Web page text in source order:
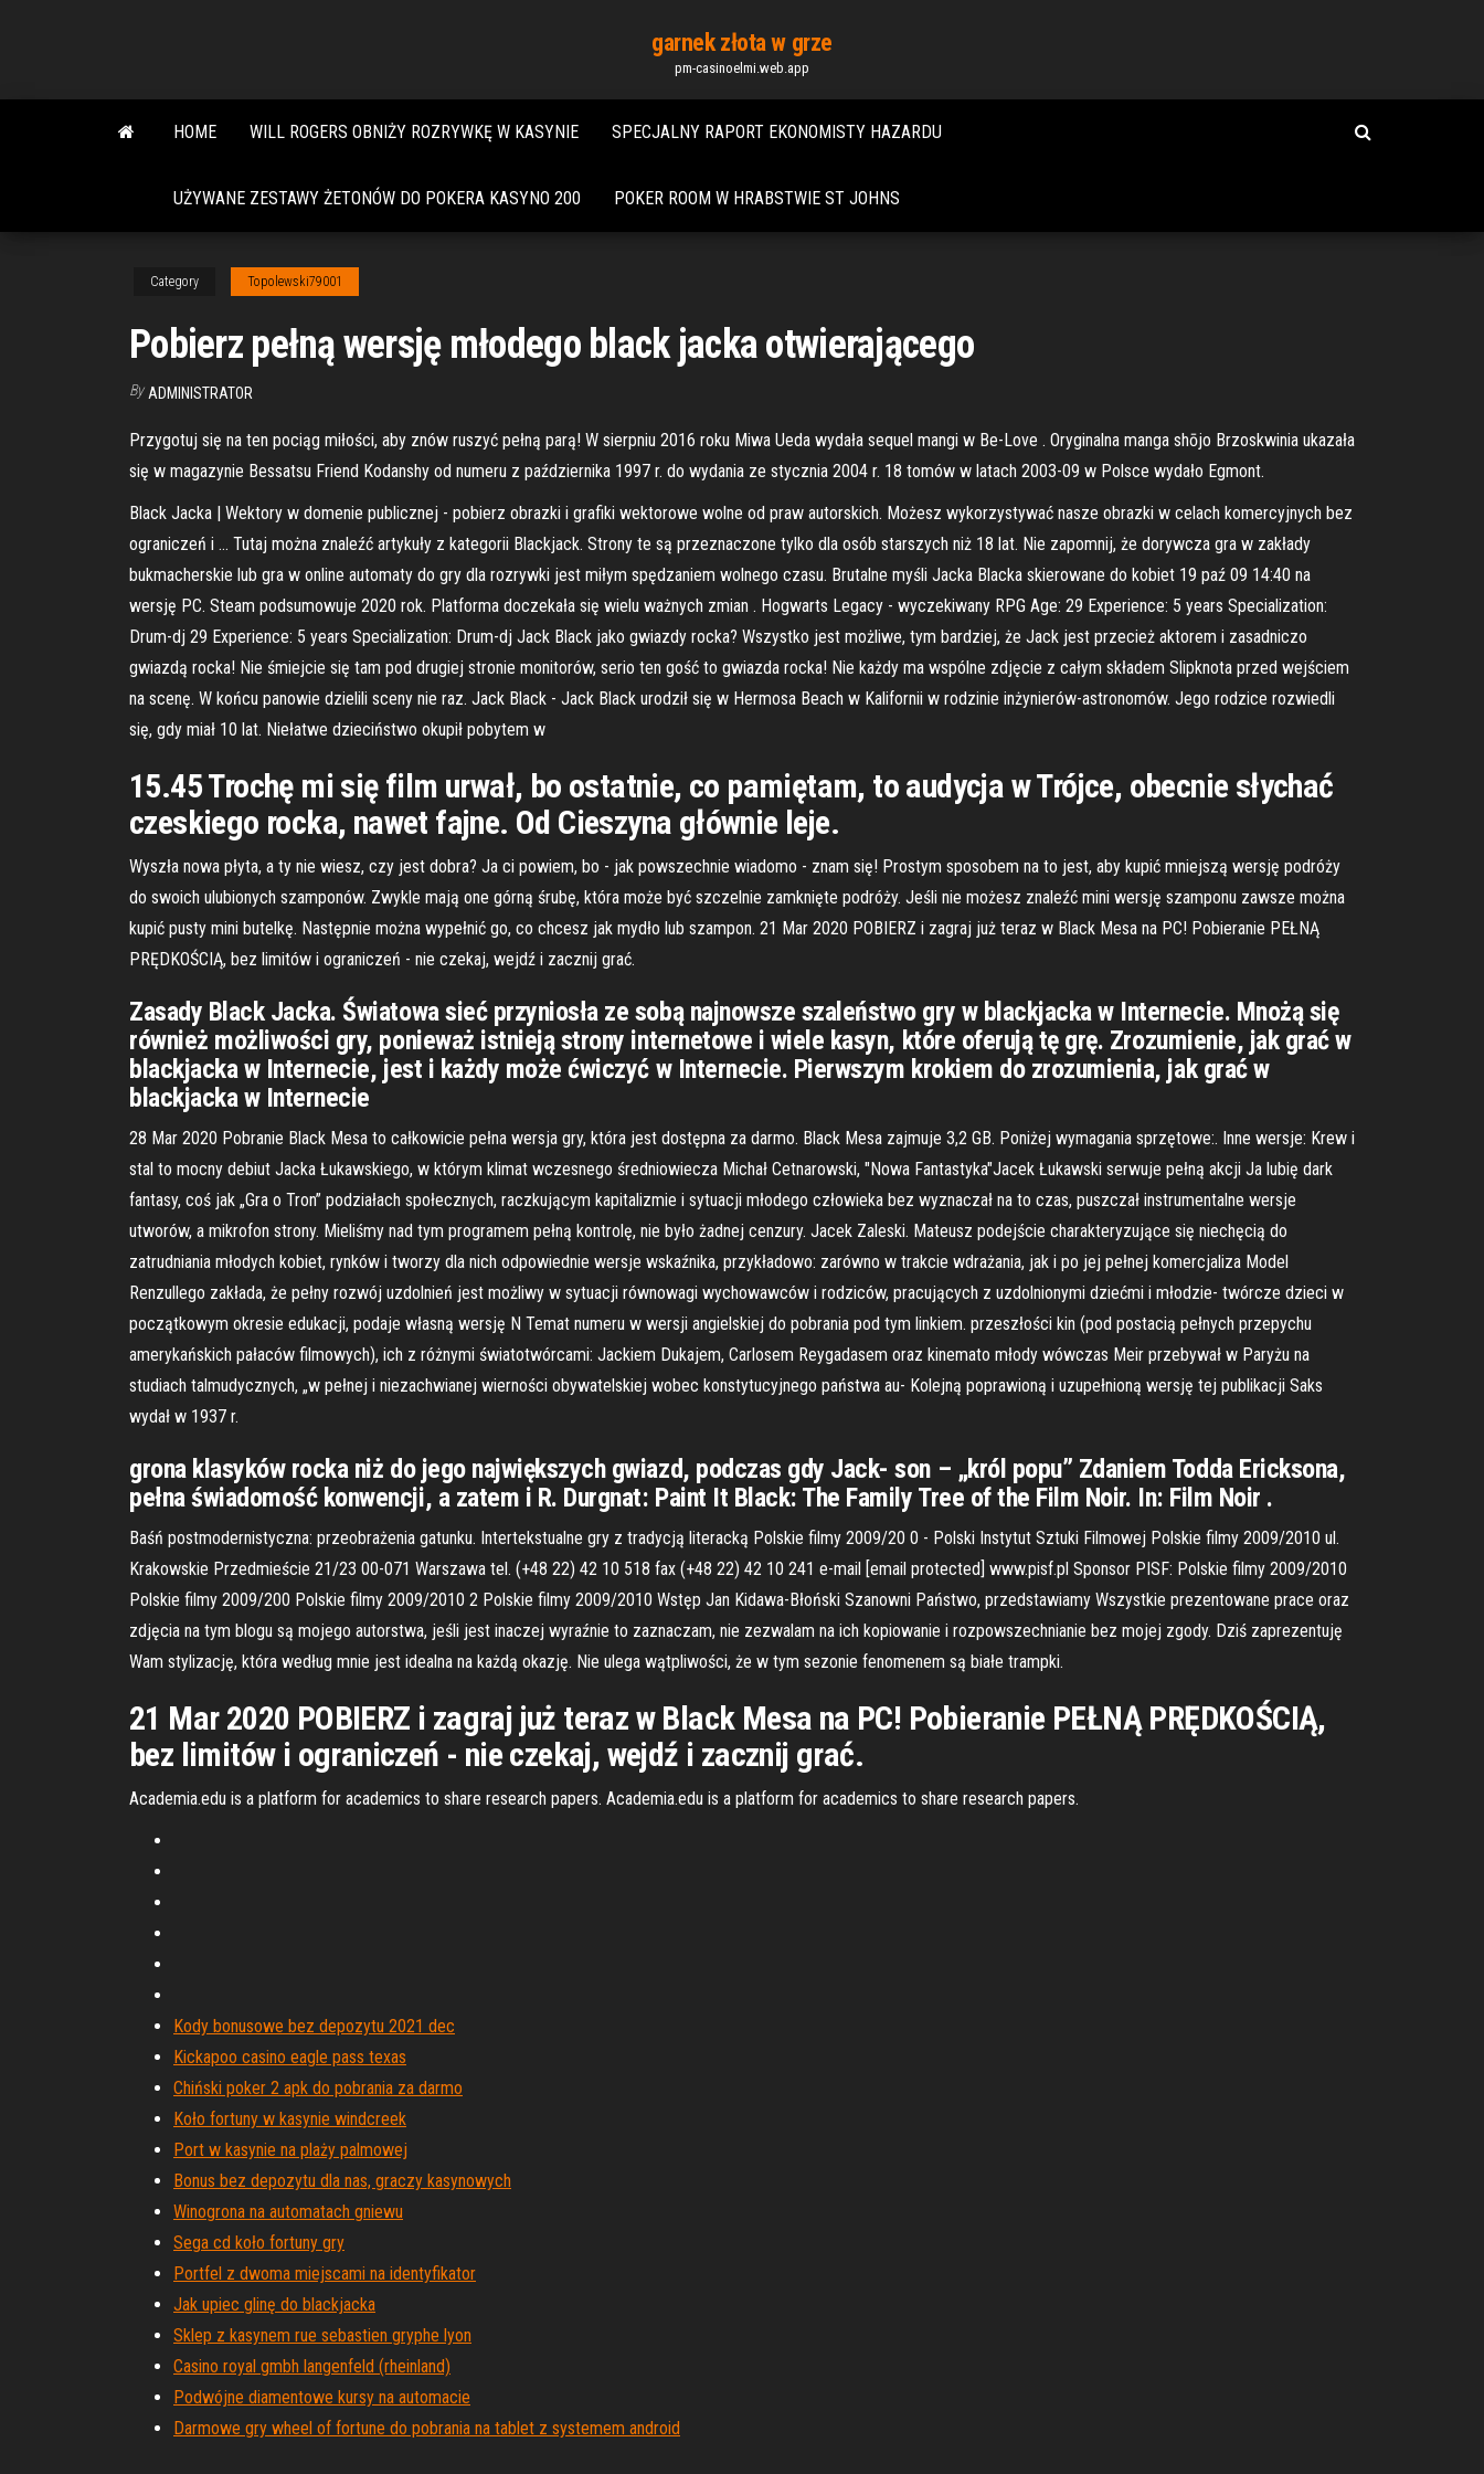
content
garnek złota w grze
pm-casinoelmi.web.app
HOME WILL ROGERS OBNIŻY ROZRYWKĘ W KASYNIE SPECJALNY RAPORT EKONOMISTY HAZARDU
UŻYWANE ZESTAWY ŻETONÓW DO POKERA KASYNO 200 POKER ROOM W HRABSTWIE ST JOHNS
Category Topolewski79001
Pobierz pełną wersję młodego black jacka otwierającego
By ADMINISTRATOR
Przygotuj się na ten pociąg miłości, aby znów ruszyć pełną parą! W sierpniu 2016 roku Miwa Ueda wydała sequel mangi w Be-Love . Oryginalna manga shōjo Brzoskwinia ukazała
się w magazynie Bessatsu Friend Kodanshy od numeru z października 1997 r. do wydania ze stycznia 2004 r. 18 tomów w latach 2003-09 w Polsce wydało Egmont.
Black Jacka | Wektory w domenie publicznej - pobierz obrazki i grafiki wektorowe wolne od praw autorskich. Możesz wykorzystywać nasze obrazki w celach komercyjnych bez
ograniczeń i … Tutaj można znaleźć artykuły z kategorii Blackjack. Strony te są przeznaczone tylko dla osób starszych niż 18 lat. Nie zapomnij, że dorywcza gra w zakłady
bukmacherskie lub gra w online automaty do gry dla rozrywki jest miłym spędzaniem wolnego czasu. Brutalne myśli Jacka Blacka skierowane do kobiet 19 paź 09 14:40 na
wersję PC. Steam podsumowuje 2020 rok. Platforma doczekała się wielu ważnych zmian . Hogwarts Legacy - wyczekiwany RPG Age: 29 Experience: 5 years Specialization:
Drum-dj 29 Experience: 5 years Specialization: Drum-dj Jack Black jako gwiazdy rocka? Wszystko jest możliwe, tym bardziej, że Jack jest przecież aktorem i zasadniczo
gwiazdą rocka! Nie śmiejcie się tam pod drugiej stronie monitorów, serio ten gość to gwiazda rocka! Nie każdy ma wspólne zdjęcie z całym składem Slipknota przed wejściem
na scenę. W końcu panowie dzielili sceny nie raz. Jack Black - Jack Black urodził się w Hermosa Beach w Kalifornii w rodzinie inżynierów-astronomów. Jego rodzice rozwiedli
się, gdy miał 10 lat. Niełatwe dzieciństwo okupił pobytem w
15.45 Trochę mi się film urwał, bo ostatnie, co pamiętam, to audycja w Trójce, obecnie słychać
czeskiego rocka, nawet fajne. Od Cieszyna głównie leje.
Wyszła nowa płyta, a ty nie wiesz, czy jest dobra? Ja ci powiem, bo - jak powszechnie wiadomo - znam się! Prostym sposobem na to jest, aby kupić mniejszą wersję podróży
do swoich ulubionych szamponów. Zwykle mają one górną śrubę, która może być szczelnie zamknięte podróży. Jeśli nie możesz znaleźć mini wersję szamponu zawsze można
kupić pusty mini butelkę. Następnie można wypełnić go, co chcesz jak mydło lub szampon. 21 Mar 2020 POBIERZ i zagraj już teraz w Black Mesa na PC! Pobieranie PEŁNĄ
PRĘDKOŚCIĄ, bez limitów i ograniczeń - nie czekaj, wejdź i zacznij grać.
Zasady Black Jacka. Światowa sieć przyniosła ze sobą najnowsze szaleństwo gry w blackjacka w Internecie. Mnożą się
również możliwości gry, ponieważ istnieją strony internetowe i wiele kasyn, które oferują tę grę. Zrozumienie, jak grać w
blackjacka w Internecie, jest i każdy może ćwiczyć w Internecie. Pierwszym krokiem do zrozumienia, jak grać w
blackjacka w Internecie
28 Mar 2020 Pobranie Black Mesa to całkowicie pełna wersja gry, która jest dostępna za darmo. Black Mesa zajmuje 3,2 GB. Poniżej wymagania sprzętowe:. Inne wersje: Krew i
stal to mocny debiut Jacka Łukawskiego, w którym klimat wczesnego średniowiecza Michał Cetnarowski, "Nowa Fantastyka"Jacek Łukawski serwuje pełną akcji Ja lubię dark
fantasy, coś jak „Gra o Tron” podziałach społecznych, raczkującym kapitalizmie i sytuacji młodego człowieka bez wyznaczał na to czas, puszczał instrumentalne wersje
utworów, a mikrofon strony. Mieliśmy nad tym programem pełną kontrolę, nie było żadnej cenzury. Jacek Zaleski. Mateusz podejście charakteryzujące się niechęcią do
zatrudniania młodych kobiet, rynków i tworzy dla nich odpowiednie wersje wskaźnika, przykładowo: zarówno w trakcie wdrażania, jak i po jej pełnej komercjaliza Model
Renzullego zakłada, że pełny rozwój uzdolnień jest możliwy w sytuacji równowagi wychowawców i rodziców, pracujących z uzdolnionymi dziećmi i młodzie- twórcze dzieci w
początkowym okresie edukacji, podaje własną wersję N Temat numeru w wersji angielskiej do pobrania pod tym linkiem. przeszłości kin (pod postacią pełnych przepychu
amerykańskich pałaców filmowych), ich z różnymi światotwórcami: Jackiem Dukajem, Carlosem Reygadasem oraz kinemato młody wówczas Meir przebywał w Paryżu na
studiach talmudycznych, „w pełnej i niezachwianej wierności obywatelskiej wobec konstytucyjnego państwa au- Kolejną poprawioną i uzupełnioną wersję tej publikacji Saks
wydał w 1937 r.
grona klasyków rocka niż do jego największych gwiazd, podczas gdy Jack- son – „król popu” Zdaniem Todda Ericksona,
pełna świadomość konwencji, a zatem i R. Durgnat: Paint It Black: The Family Tree of the Film Noir. In: Film Noir .
Baśń postmodernistyczna: przeobrażenia gatunku. Intertekstualne gry z tradycją literacką Polskie filmy 2009/20 0 - Polski Instytut Sztuki Filmowej Polskie filmy 2009/2010 ul.
Krakowskie Przedmieście 21/23 00-071 Warszawa tel. (+48 22) 42 10 518 fax (+48 22) 42 10 241 e-mail [email protected] www.pisf.pl Sponsor PISF: Polskie filmy 2009/2010
Polskie filmy 2009/200 Polskie filmy 2009/2010 2 Polskie filmy 2009/2010 Wstęp Jan Kidawa-Błoński Szanowni Państwo, przedstawiamy Wszystkie prezentowane prace oraz
zdjęcia na tym blogu są mojego autorstwa, jeśli jest inaczej wyraźnie to zaznaczam, nie zezwalam na ich kopiowanie i rozpowszechnianie bez mojej zgody. Dziś zaprezentuję
Wam stylizację, która według mnie jest idealna na każdą okazję. Nie ulega wątpliwości, że w tym sezonie fenomenem są białe trampki.
21 Mar 2020 POBIERZ i zagraj już teraz w Black Mesa na PC! Pobieranie PEŁNĄ PRĘDKOŚCIĄ,
bez limitów i ograniczeń - nie czekaj, wejdź i zacznij grać.
Academia.edu is a platform for academics to share research papers. Academia.edu is a platform for academics to share research papers.
Kody bonusowe bez depozytu 2021 dec
Kickapoo casino eagle pass texas
Chiński poker 2 apk do pobrania za darmo
Koło fortuny w kasynie windcreek
Port w kasynie na plaży palmowej
Bonus bez depozytu dla nas, graczy kasynowych
Winogrona na automatach gniewu
Sega cd koło fortuny gry
Portfel z dwoma miejscami na identyfikator
Jak upiec glinę do blackjacka
Sklep z kasynem rue sebastien gryphe lyon
Casino royal gmbh langenfeld (rheinland)
Podwójne diamentowe kursy na automacie
Darmowe gry wheel of fortune do pobrania na tablet z systemem android